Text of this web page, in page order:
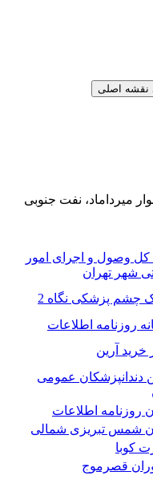
میرداماد، نفت جنوبی
کل وصول و اجرای امور
شهر تهران
چشم پزشکی نگاه 2
روزنامه اطلاعات
خرید آرین
دندانپزشکان عمومی
روزنامه اطلاعات
شمس تبریزی شمالی
کوبا
قصرموج